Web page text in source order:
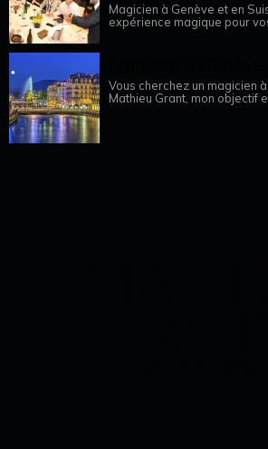
Magicien à Genève et en
expérience magique pour
Vous cherchez un magicien
Mathieu Grant, mon objectif